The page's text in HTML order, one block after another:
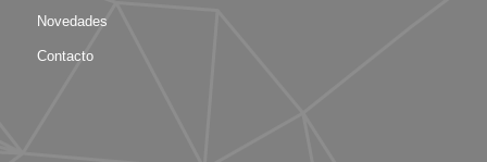
Novedades
Contacto